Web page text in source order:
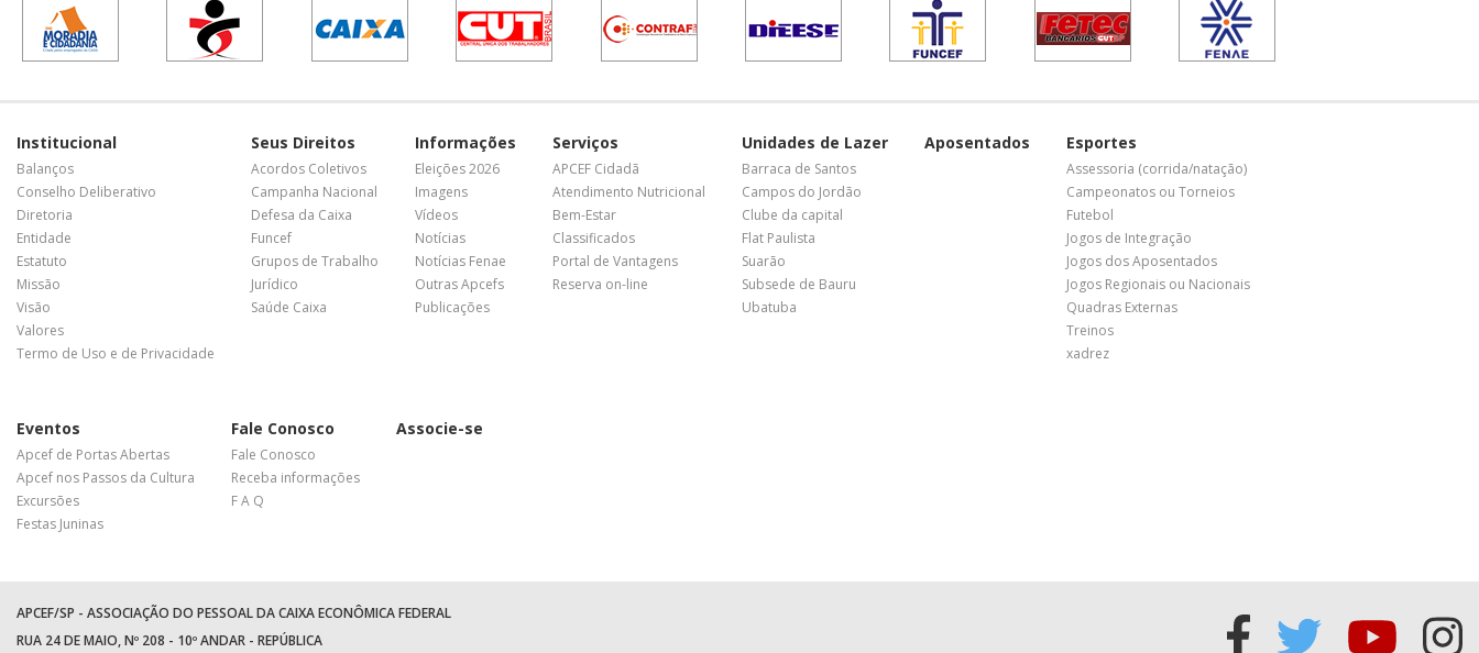
Institucional
Balanços
Conselho Deliberativo
Diretoria
Entidade
Estatuto
Missão
Visão
Valores
Termo de Uso e de Privacidade
Seus Direitos
Acordos Coletivos
Campanha Nacional
Defesa da Caixa
Funcef
Grupos de Trabalho
Jurídico
Saúde Caixa
Informações
Eleições 2026
Imagens
Vídeos
Notícias
Notícias Fenae
Outras Apcefs
Publicações
Serviços
APCEF Cidadã
Atendimento Nutricional
Bem-Estar
Classificados
Portal de Vantagens
Reserva on-line
Unidades de Lazer
Barraca de Santos
Campos do Jordão
Clube da capital
Flat Paulista
Suarão
Subsede de Bauru
Ubatuba
Aposentados Esportes
Assessoria (corrida/natação)
Campeonatos ou Torneios
Futebol
Jogos de Integração
Jogos dos Aposentados
Jogos Regionais ou Nacionais
Quadras Externas
Treinos
xadrez
Eventos
Apcef de Portas Abertas
Apcef nos Passos da Cultura
Excursões
Festas Juninas
Fale Conosco
Fale Conosco
Receba informações
F A Q
Associe-se
APCEF/SP - ASSOCIAÇÃO DO PESSOAL DA CAIXA ECONÔMICA FEDERAL
RUA 24 DE MAIO, Nº 208 - 10º ANDAR - REPÚBLICA
Acessar
Acessar